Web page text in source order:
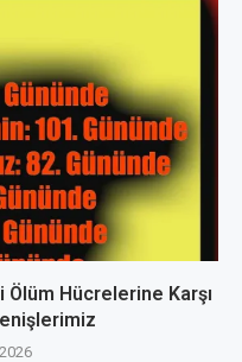
Ölüm Hücrelerine Karşı